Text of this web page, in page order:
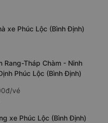
xe Phúc Lộc (Bình Định)
Rang-Tháp Chàm - Ninh
Phúc Lộc (Bình Định)
vé
xe Phúc Lộc (Bình Định)